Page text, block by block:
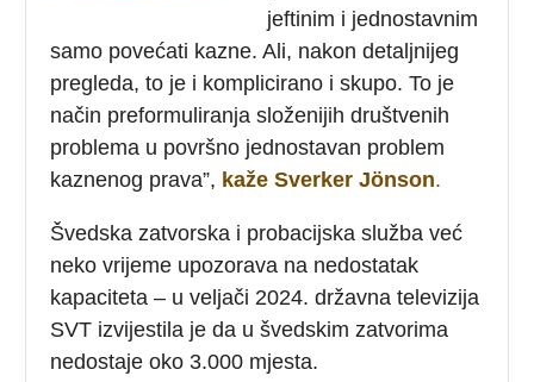
jeftinim i jednostavnim
samo povećati kazne. Ali, nakon detaljnijeg
pregleda, to je i komplicirano i skupo. To je
način preformuliranja složenijih društvenih
problema u površno jednostavan problem
kaznenog prava”, kaže Sverker Jönson.
Švedska zatvorska i probacijska služba već
neko vrijeme upozorava na nedostatak
kapaciteta – u veljači 2024. državna televizija
SVT izvijestila je da u švedskim zatvorima
nedostaje oko 3.000 mjesta.